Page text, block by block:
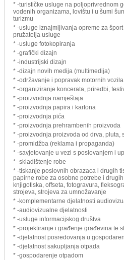
* -turističke usluge na poljoprivrednom
vodenih organizama, lovištu i u šumi
turizmu
* -usluge iznajmljivanja opreme za
pružatelja usluge
* -usluge fotokopiranja
* -grafički dizajn
* -industrijski dizajn
* -dizajn novih medija (multimedija)
* -održavanje i popravak motornih vozila
* -organiziranje koncerata, priredbi,
* -proizvodnja namještaja
* -proizvodnja papira i kartona
* -proizvodnja pića
* -proizvodnja prehrambenih proizvoda
* -proizvodnja proizvoda od drva, pluta,
* -promidžba (reklama i propaganda)
* -savjetovanje u vezi s poslovanjem i
* -skladištenje robe
* -tiskanje poslovnih obrazaca i drugih
papirne robe za osobne potrebe i
knjigotiska, offseta, fotogravura,
strojeva, strojeva za umnožavanje
* -komplementarne djelatnosti
* -audiovizualne djelatnosti
* -usluge informacijskog društva
* -projektiranje i građenje građevina te
* -djelatnost posredovanja u
* -djelatnost sakupljanja otpada
* -gospodarenje otpadom